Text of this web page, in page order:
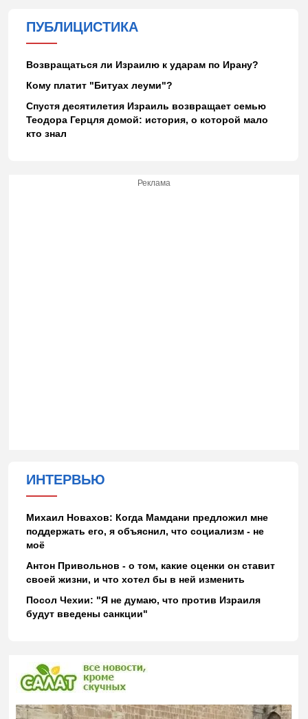
ПУБЛИЦИСТИКА
Возвращаться ли Израилю к ударам по Ирану?
Кому платит "Битуах леуми"?
Спустя десятилетия Израиль возвращает семью
Теодора Герцля домой: история, о которой мало
кто знал
Реклама
ИНТЕРВЬЮ
Михаил Новахов: Когда Мамдани предложил мне
поддержать его, я объяснил, что социализм - не
моё
Антон Привольнов - о том, какие оценки он ставит
своей жизни, и что хотел бы в ней изменить
Посол Чехии: "Я не думаю, что против Израиля
будут введены санкции"